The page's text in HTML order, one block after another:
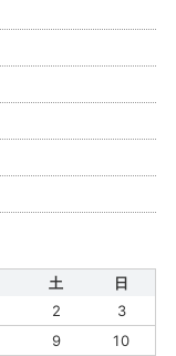
土
日
2
3
9
10